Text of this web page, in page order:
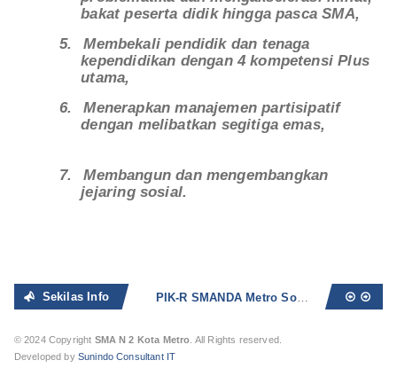
bakat peserta didik hingga pasca SMA,
5.
Membekali pendidik dan tenaga
kependidikan dengan 4 kompetensi Plus
utama,
6.
Menerapkan manajemen partisipatif
dengan melibatkan segitiga emas,
7.
Membangun dan mengembangkan
jejaring sosial.
Sekilas Info PIK-R SMANDA Metro Sosialisasikan Bahaya Seks Bebas dan Narkoba
© 2024 Copyright SMA N 2 Kota Metro . All Rights reserved.
Developed by Sunindo Consultant IT